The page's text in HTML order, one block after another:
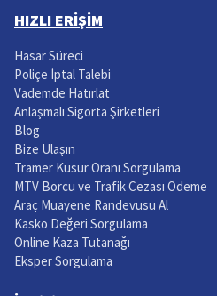
HIZLI ERİŞİM
Hasar Süreci
Poliçe İptal Talebi
Vademde Hatırlat
Anlaşmalı Sigorta Şirketleri
Blog
Bize Ulaşın
Tramer Kusur Oranı Sorgulama
MTV Borcu ve Trafik Cezası Ödeme
Araç Muayene Randevusu Al
Kasko Değeri Sorgulama
Online Kaza Tutanağı
Eksper Sorgulama